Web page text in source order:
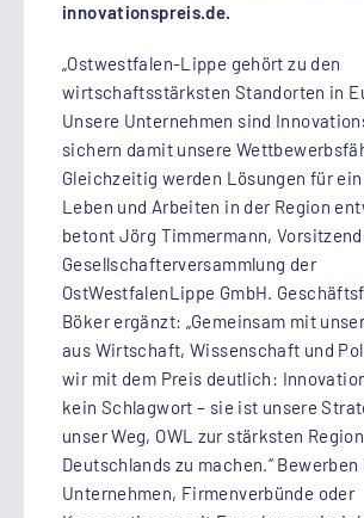
innovationspreis.de.
„Ostwestfalen-Lippe gehört zu den
wirtschaftsstärksten Standorten in
Unsere Unternehmen sind
sichern damit unsere
Gleichzeitig werden Lösungen für
Leben und Arbeiten in der Region
betont Jörg Timmermann,
Gesellschafterversammlung der
OstWestfalenLippe GmbH.
Böker ergänzt: „Gemeinsam mit
aus Wirtschaft, Wissenschaft und
wir mit dem Preis deutlich:
kein Schlagwort – sie ist unsere
unser Weg, OWL zur stärksten Region
Deutschlands zu machen.“
Unternehmen, Firmenverbünde oder